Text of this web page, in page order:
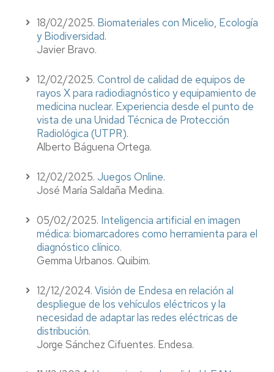
18/02/2025. Biomateriales con Micelio, Ecología
y Biodiversidad.
Javier Bravo.
12/02/2025. Control de calidad de equipos de
rayos X para radiodiagnóstico y equipamiento de
medicina nuclear. Experiencia desde el punto de
vista de una Unidad Técnica de Protección
Radiológica (UTPR).
Alberto Báguena Ortega.
12/02/2025. Juegos Online.
José María Saldaña Medina.
05/02/2025. Inteligencia artificial en imagen
médica: biomarcadores como herramienta para el
diagnóstico clínico.
Gemma Urbanos. Quibim.
12/12/2024. Visión de Endesa en relación al
despliegue de los vehículos eléctricos y la
necesidad de adaptar las redes eléctricas de
distribución.
Jorge Sánchez Cifuentes. Endesa.